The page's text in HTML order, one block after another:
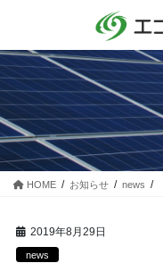
ン
ツ
に
移
動
ー
シ
ョ
ン
に
移
HOME お知らせ news
2019年8月29日
news